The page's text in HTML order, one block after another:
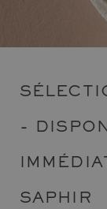
-
SAPHIR